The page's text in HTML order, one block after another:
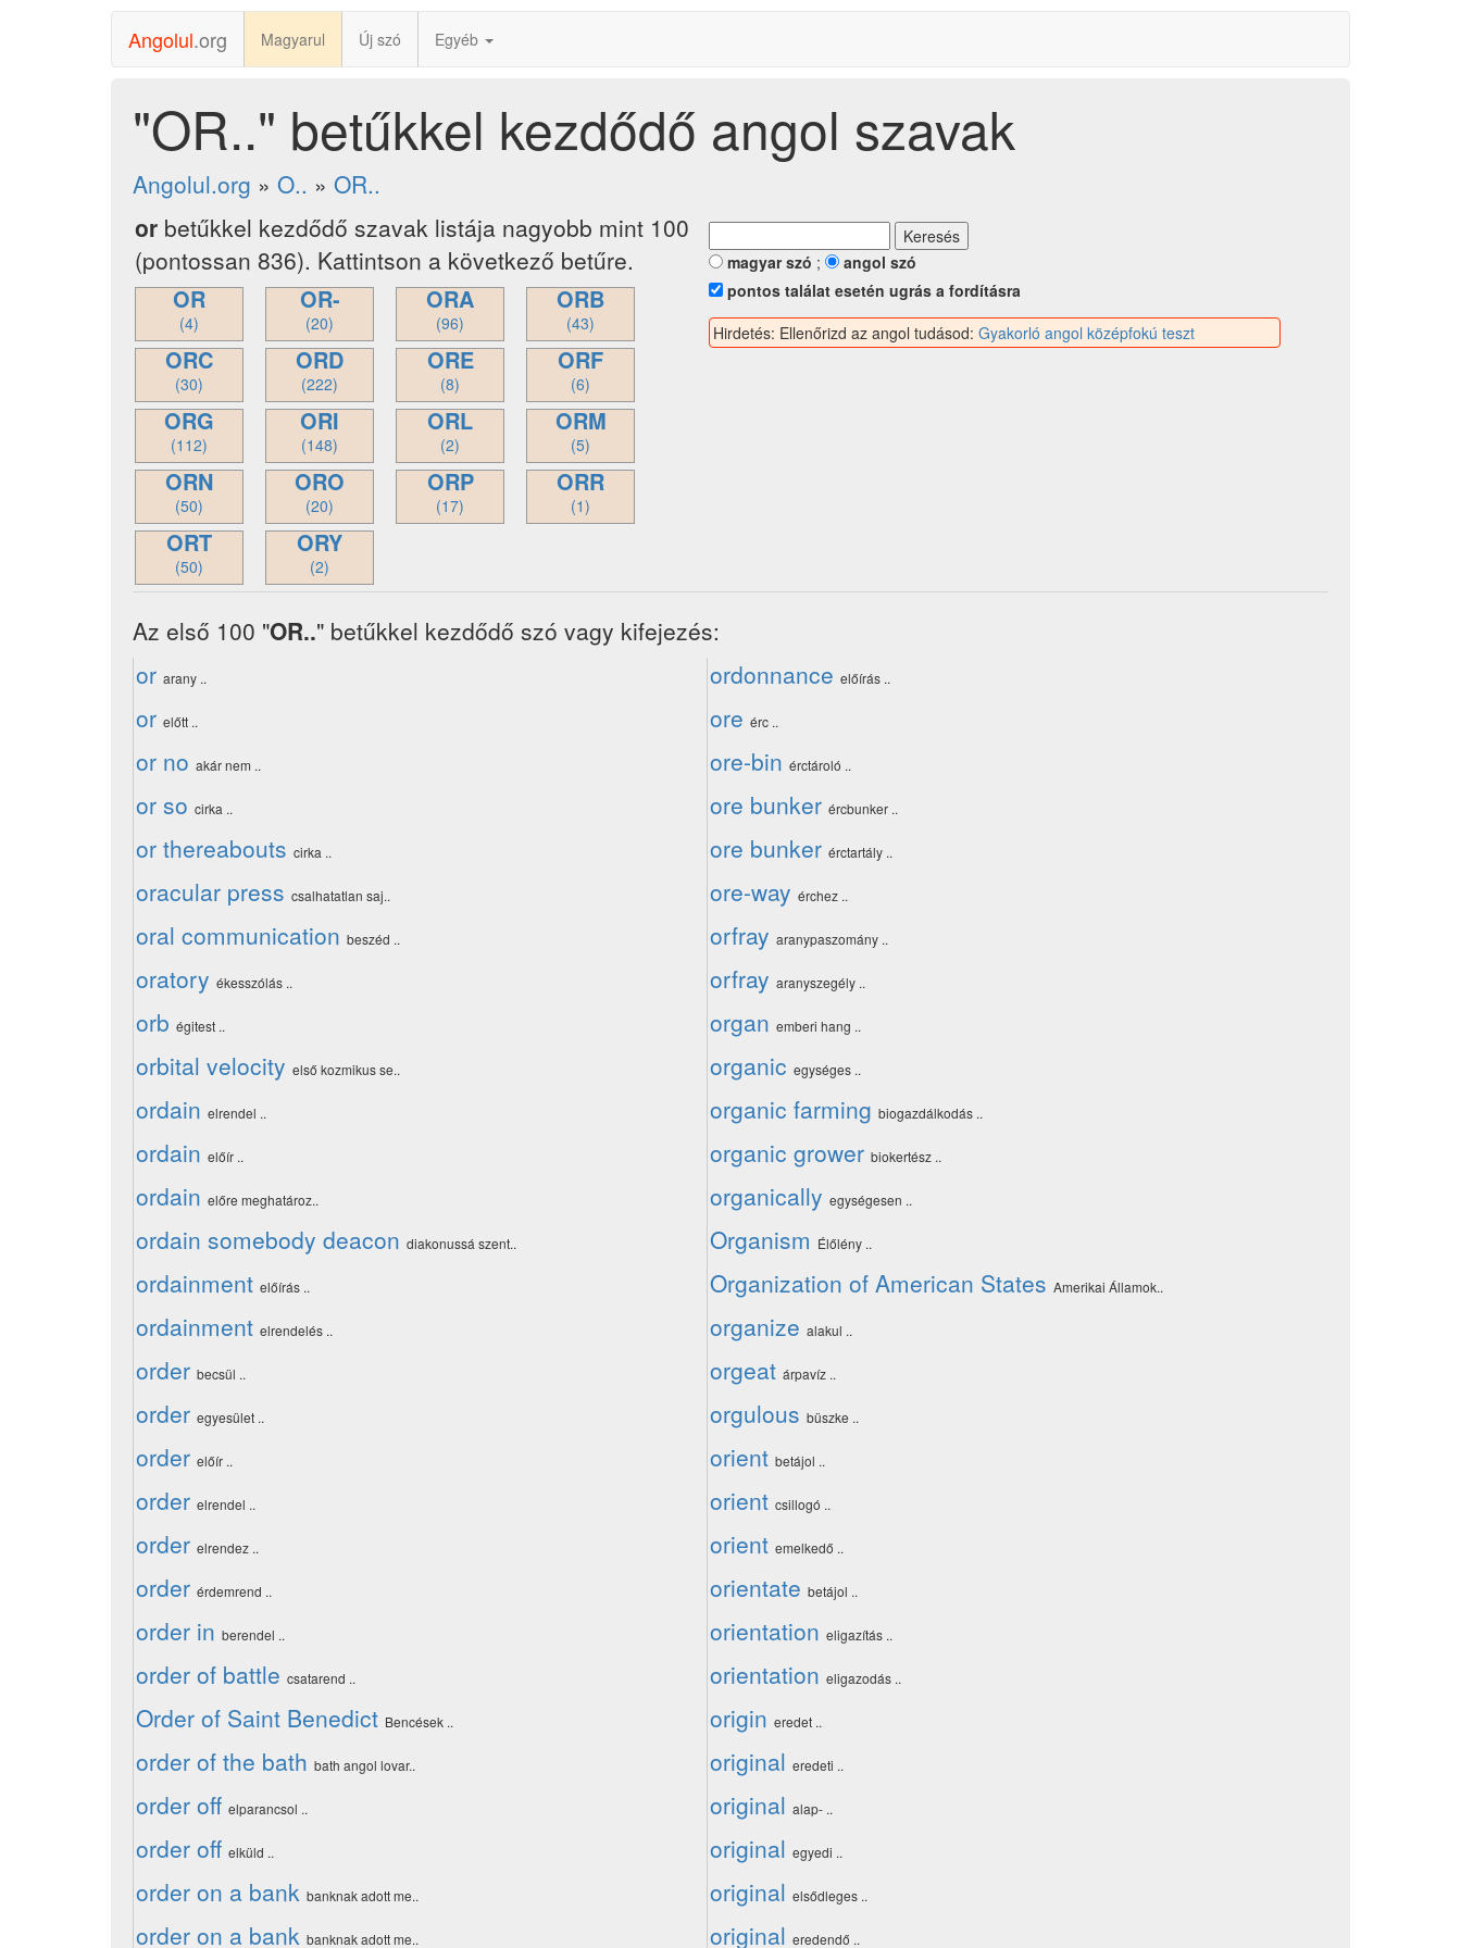
Angolul.org Magyarul Új szó Egyéb
"OR.." betűkkel kezdődő angol szavak
Angolul.org » O.. » OR..
or betűkkel kezdődő szavak listája nagyobb mint 100
(pontossan 836). Kattintson a következő betűre.
OR
(4)
OR-
(20)
ORA
(96)
ORB
(43)
ORC
(30)
ORD
(222)
ORE
(8)
ORF
(6)
ORG
(112)
ORI
(148)
ORL
(2)
ORM
(5)
ORN
(50)
ORO
(20)
ORP
(17)
ORR
(1)
ORT
(50)
ORY
(2)
magyar szó ;
angol szó
pontos találat esetén ugrás a fordításra
Hirdetés: Ellenőrizd az angol tudásod: Gyakorló angol középfokú teszt
Az első 100 "OR.." betűkkel kezdődő szó vagy kifejezés:
or arany ..
or előtt ..
or no akár nem ..
or so cirka ..
or thereabouts cirka ..
oracular press csalhatatlan saj..
oral communication beszéd ..
oratory ékesszólás ..
orb égitest ..
orbital velocity első kozmikus se..
ordain elrendel ..
ordain előír ..
ordain előre meghatároz..
ordain somebody deacon diakonussá szent..
ordainment előírás ..
ordainment elrendelés ..
order becsül ..
order egyesület ..
order előír ..
order elrendel ..
order elrendez ..
order érdemrend ..
order in berendel ..
order of battle csatarend ..
Order of Saint Benedict Bencések ..
order of the bath bath angol lovar..
order off elparancsol ..
order off elküld ..
order on a bank banknak adott me..
order on a bank banknak adott me..
ordonnance előírás ..
ore érc ..
ore-bin érctároló ..
ore bunker ércbunker ..
ore bunker érctartály ..
ore-way érchez ..
orfray aranypaszomány ..
orfray aranyszegély ..
organ emberi hang ..
organic egységes ..
organic farming biogazdálkodás ..
organic grower biokertész ..
organically egységesen ..
Organism Élőlény ..
Organization of American States Amerikai Államok..
organize alakul ..
orgeat árpavíz ..
orgulous büszke ..
orient betájol ..
orient csillogó ..
orient emelkedő ..
orientate betájol ..
orientation eligazítás ..
orientation eligazodás ..
origin eredet ..
original eredeti ..
original alap- ..
original egyedi ..
original elsődleges ..
original eredendő ..